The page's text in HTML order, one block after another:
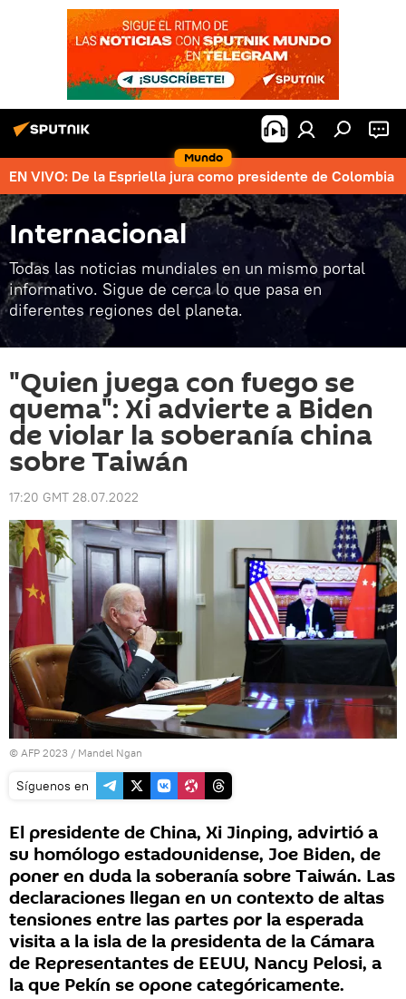
Mundo
EN VIVO: De la Espriella jura como presidente de Colombia
Internacional
Todas las noticias mundiales en un mismo portal
informativo. Sigue de cerca lo que pasa en
diferentes regiones del planeta.
"Quien juega con fuego se
quema": Xi advierte a Biden
de violar la soberanía china
sobre Taiwán
17:20 GMT 28.07.2022
© AFP 2023 / Mandel Ngan
Síguenos en
El presidente de China, Xi Jinping, advirtió a
su homólogo estadounidense, Joe Biden, de
poner en duda la soberanía sobre Taiwán. Las
declaraciones llegan en un contexto de altas
tensiones entre las partes por la esperada
visita a la isla de la presidenta de la Cámara
de Representantes de EEUU, Nancy Pelosi, a
la que Pekín se opone categóricamente.